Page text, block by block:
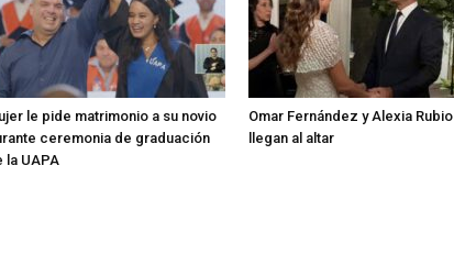
le pide matrimonio a su novio
ceremonia de graduación
la UAPA
Omar Fernández y Alexia Rubio
llegan al altar